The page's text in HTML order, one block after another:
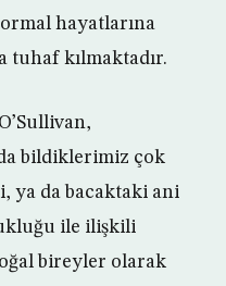
hayatlarına
tuhaf kılmaktadır.
bildiklerimiz çok
ya da bacaktaki ani
ile ilişkili
bireyler olarak